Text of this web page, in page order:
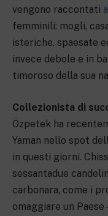
vengono raccontati
femminili: mogli,
isteriche, spaesate
invece debole e in
timoroso della sua
Collezionista di
Özpetek ha
Yaman nello spot
in questi giorni.
sessantadue
carbonara, come i
omaggiare un Paese